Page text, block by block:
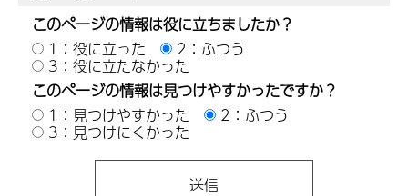
このページの情報は役に立ちましたか？
1：役に立った
2：ふつう
3：役に立たなかった
このページの情報は見つけやすかったですか？
1：見つけやすかった
2：ふつう
3：見つけにくかった